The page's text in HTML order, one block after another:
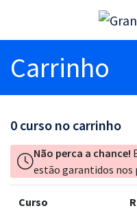
Carrinho
0 curso no carrinho
Não perca a chance!
estão garantidos nos
Curso